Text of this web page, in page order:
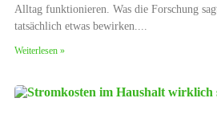
Alltag funktionieren. Was die Forschung
tatsächlich etwas bewirken.
Weiterlesen »